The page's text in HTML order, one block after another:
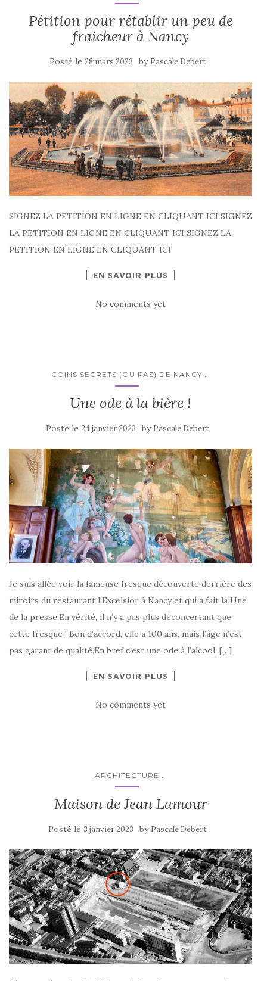
Pétition pour rétablir un peu de
fraicheur à Nancy
Posté le 28 mars 2023 by Pascale Debert
SIGNEZ LA PETITION EN LIGNE EN CLIQUANT ICI SIGNEZ
LA PETITION EN LIGNE EN CLIQUANT ICI SIGNEZ LA
PETITION EN LIGNE EN CLIQUANT ICI
EN SAVOIR PLUS
No comments yet
COINS SECRETS (OU PAS) DE NANCY ...
Une ode à la bière !
Posté le 24 janvier 2023 by Pascale Debert
Je suis allée voir la fameuse fresque découverte derrière des
miroirs du restaurant l’Excelsior à Nancy et qui a fait la Une
de la presse.En vérité, il n’y a pas plus déconcertant que
cette fresque ! Bon d’accord, elle a 100 ans, mais l’âge n’est
pas garant de qualité.En bref c’est une ode à l’alcool. […]
EN SAVOIR PLUS
No comments yet
ARCHITECTURE ...
Maison de Jean Lamour
Posté le 3 janvier 2023 by Pascale Debert